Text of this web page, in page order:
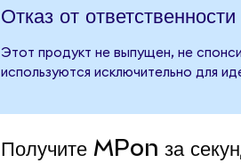
Отказ от ответственности
Этот продукт не выпущен, не
используются исключительно для
Получите MPon за